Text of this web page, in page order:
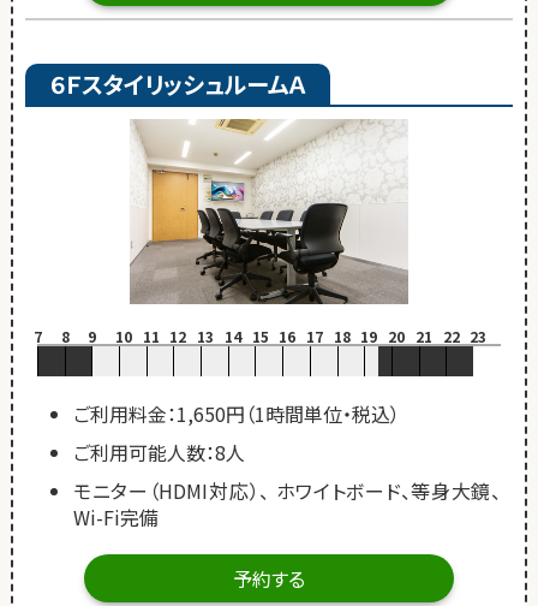
６ＦスタイリッシュルームＡ
7 8 9 10 11 12 13 14 15 16 17 18 19 20 21 22 23
ご利用料金：1,650円（1時間単位・税込）
ご利用可能人数：8人
モニター（HDMI対応）、 ホワイトボード、等身大鏡、
Wi-Fi完備
予約する